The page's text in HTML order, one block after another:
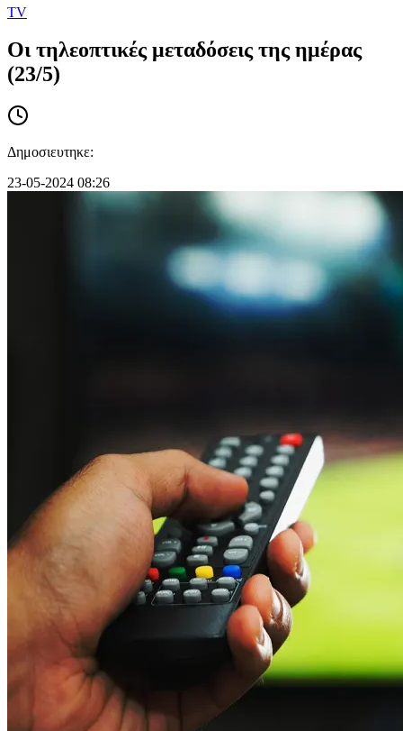
TV
Οι τηλεοπτικές μεταδόσεις της ημέρας
(23/5)
Δημοσιευτηκε:
23-05-2024 08:26